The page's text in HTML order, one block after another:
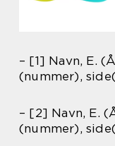
– [1] Navn, E.
(nummer),
– [2] Navn, E.
(nummer),